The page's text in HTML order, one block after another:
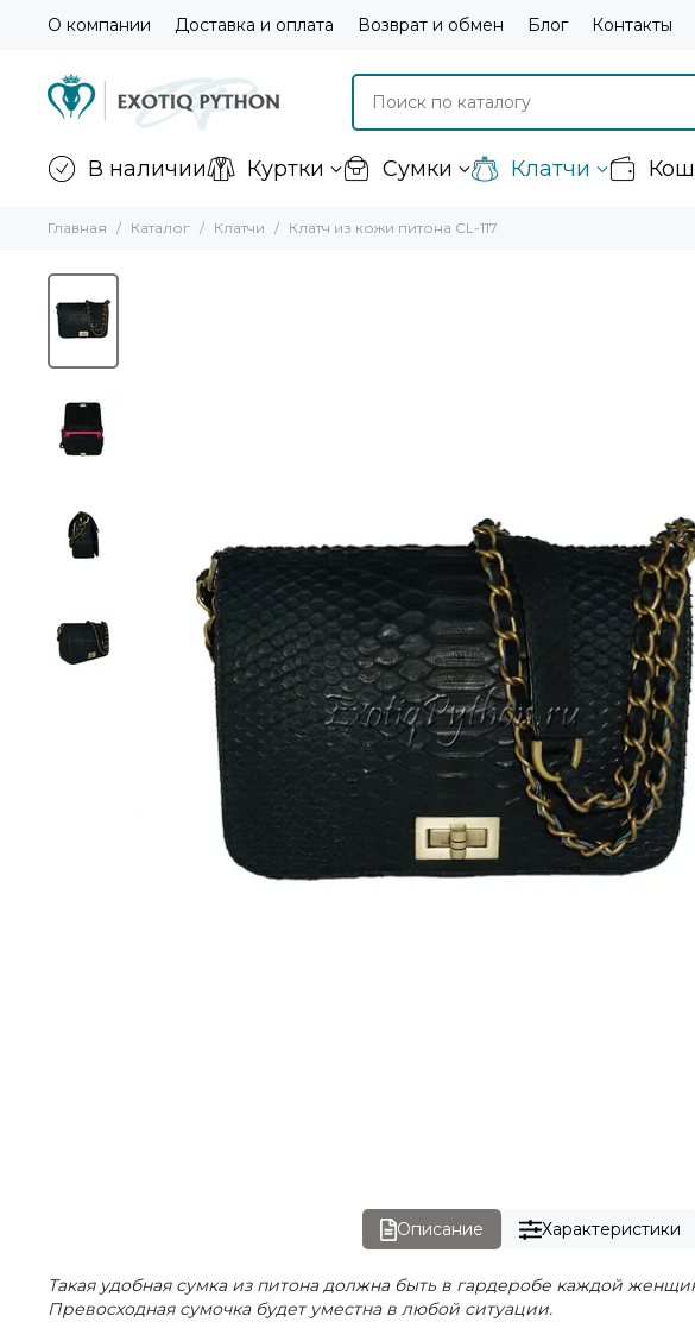
О компании Доставка и оплата Возврат и обмен Блог Контакты
В наличии Куртки Сумки Клатчи
Главная Каталог Клатчи Клатч из кожи питона CL-117
Описание Характеристики
Такая удобная сумка из питона должна быть в гардеробе каждой
Превосходная сумочка будет уместна в любой ситуации.